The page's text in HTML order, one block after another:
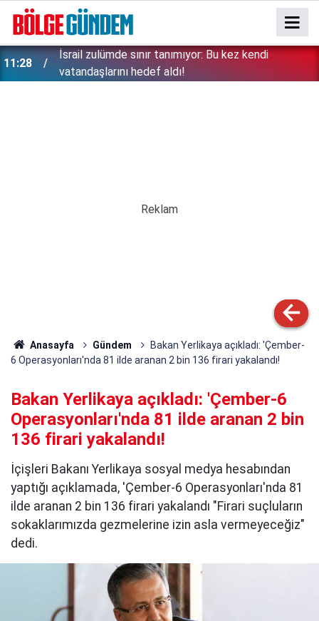
11:28
İsrail zulümde sınır tanımıyor: Bu kez kendi
vatandaşlarını hedef aldı!
Anasayfa Gündem
Bakan Yerlikaya açıkladı: 'Çember-
6 Operasyonları'nda 81 ilde aranan 2 bin 136 firari yakalandı!
Bakan Yerlikaya açıkladı: 'Çember-6
Operasyonları'nda 81 ilde aranan 2 bin
136 firari yakalandı!
İçişleri Bakanı Yerlikaya sosyal medya hesabından
yaptığı açıklamada, 'Çember-6 Operasyonları'nda 81
ilde aranan 2 bin 136 firari yakalandı "Firari suçluların
sokaklarımızda gezmelerine izin asla vermeyeceğiz"
dedi.